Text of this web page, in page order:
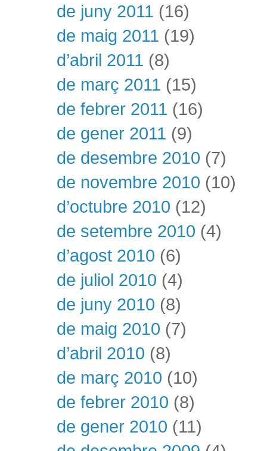
de juny 2011 (16)
de maig 2011 (19)
d’abril 2011 (8)
de març 2011 (15)
de febrer 2011 (16)
de gener 2011 (9)
de desembre 2010 (7)
de novembre 2010 (10)
d’octubre 2010 (12)
de setembre 2010 (4)
d’agost 2010 (6)
de juliol 2010 (4)
de juny 2010 (8)
de maig 2010 (7)
d’abril 2010 (8)
de març 2010 (10)
de febrer 2010 (8)
de gener 2010 (11)